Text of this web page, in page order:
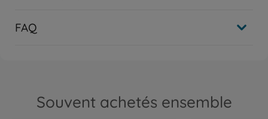
FAQ
Souvent achetés ensemble